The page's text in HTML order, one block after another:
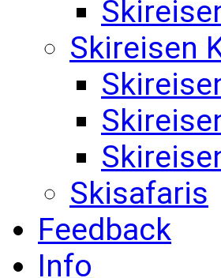
Skireisen
Skisafaris
Feedback
Info